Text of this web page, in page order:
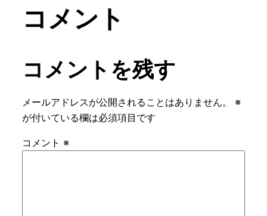
コメント
コメントを残す
メールアドレスが公開されることはありません。
※
が付いている欄は必須項目です
コメント ※